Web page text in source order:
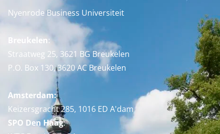
Nyenrode Business Universiteit
Breukelen:
Straatweg 25, 3621 BG Breukelen
P.O. Box 130, 3620 AC Breukelen
Amsterdam:
Keizersgracht 285, 1016 ED A'dam
SPO Den Haag: